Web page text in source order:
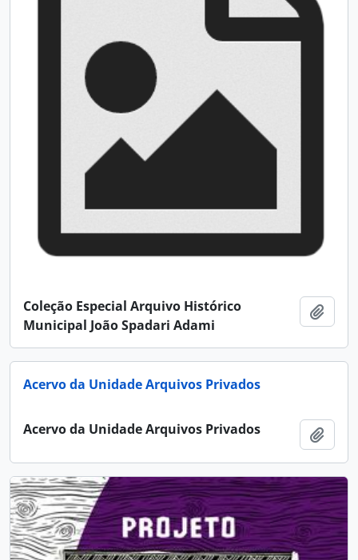
Coleção Especial Arquivo Histórico
Municipal João Spadari Adami
Acervo da Unidade Arquivos Privados
Acervo da Unidade Arquivos Privados